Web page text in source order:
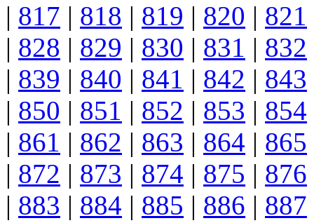
| 817 | 818 | 819 | 820 | 821
| 828 | 829 | 830 | 831 | 832
| 839 | 840 | 841 | 842 | 843
| 850 | 851 | 852 | 853 | 854
| 861 | 862 | 863 | 864 | 865
| 872 | 873 | 874 | 875 | 876
| 883 | 884 | 885 | 886 | 887